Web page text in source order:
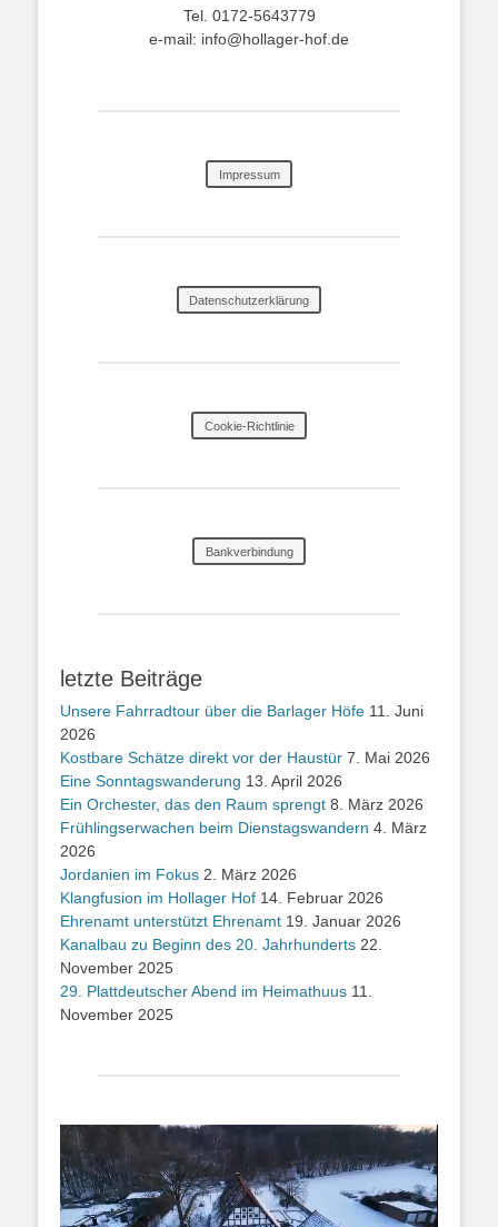
Tel. 0172-5643779
e-mail: info@hollager-hof.de
Impressum
Datenschutzerklärung
Cookie-Richtlinie
Bankverbindung
letzte Beiträge
Unsere Fahrradtour über die Barlager Höfe 11. Juni
2026
Kostbare Schätze direkt vor der Haustür 7. Mai 2026
Eine Sonntagswanderung 13. April 2026
Ein Orchester, das den Raum sprengt 8. März 2026
Frühlingserwachen beim Dienstagswandern 4. März
2026
Jordanien im Fokus 2. März 2026
Klangfusion im Hollager Hof 14. Februar 2026
Ehrenamt unterstützt Ehrenamt 19. Januar 2026
Kanalbau zu Beginn des 20. Jahrhunderts 22.
November 2025
29. Plattdeutscher Abend im Heimathuus 11.
November 2025